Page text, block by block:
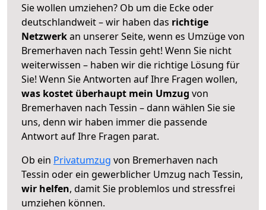
Sie wollen umziehen? Ob um die Ecke oder
deutschlandweit – wir haben das richtige
Netzwerkan unserer Seite, wenn es Umzüge von
Bremerhaven nach Tessin geht! Wenn Sie nicht
weiterwissen – haben wir die richtige Lösung für
Sie! Wenn Sie Antworten auf Ihre Fragen wollen,
was kostet überhaupt mein Umzug von
Bremerhaven nach Tessin – dann wählen Sie sie
uns, denn wir haben immer die passende
Antwort auf Ihre Fragen parat.
Ob ein Privatumzug von Bremerhaven nach
Tessin oder ein gewerblicher Umzug nach Tessin,
wir helfen, damit Sie problemlos und stressfrei
umziehen können.